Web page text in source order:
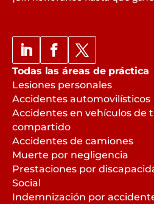
Todas las áreas de práctica
Lesiones personales
Accidentes automovilísticos
Accidentes en vehículos de
compartido
Accidentes de camiones
Muerte por negligencia
Prestaciones por
Social
Indemnización por